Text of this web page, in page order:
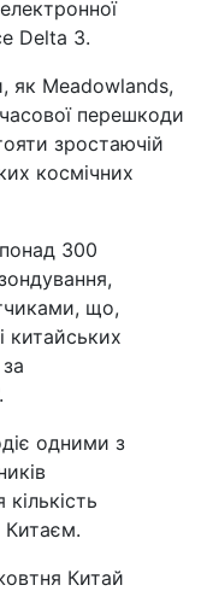
Delta 3.
як Meadowlands,
перешкоди
зростаючій
космічних
300
що,
одними з
Китай